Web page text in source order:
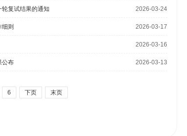
复试结果的通知 2026-03-24
则 2026-03-17
2026-03-16
公布 2026-03-13
6 下页 末页